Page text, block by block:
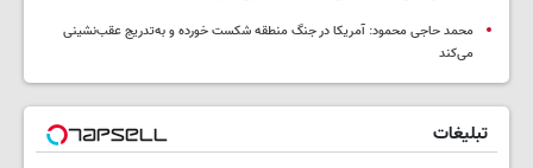
آیا توافق نفتی با آمریکا می‌تواند ساختار انرژی سوریه را دگرگون کند؟
محمد حاجی محمود: آمریکا در جنگ منطقه شکست خورده و به‌تدریج عقب‌نشینی
می‌کند